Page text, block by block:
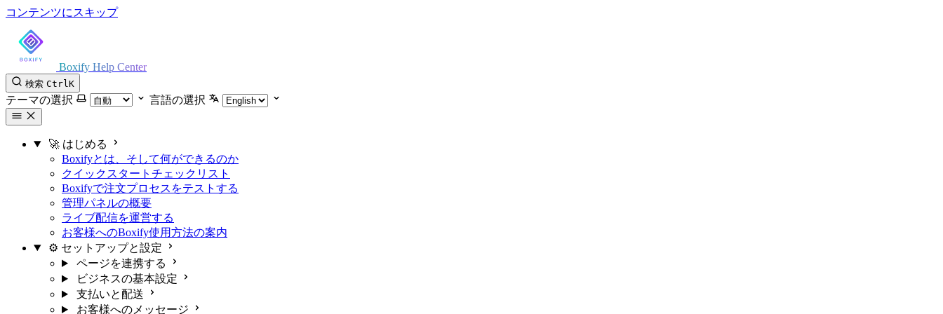
コンテンツにスキップ
Boxify Help Center
検索 CtrlK
テーマの選択 言語の選択
🚀 はじめる
Boxifyとは、そして何ができるのか
クイックスタートチェックリスト
Boxifyで注文プロセスをテストする
管理パネルの概要
ライブ配信を運営する
お客様へのBoxify使用方法の案内
⚙️ セットアップと設定
ページを連携する
ビジネスの基本設定
支払いと配送
お客様へのメッセージ